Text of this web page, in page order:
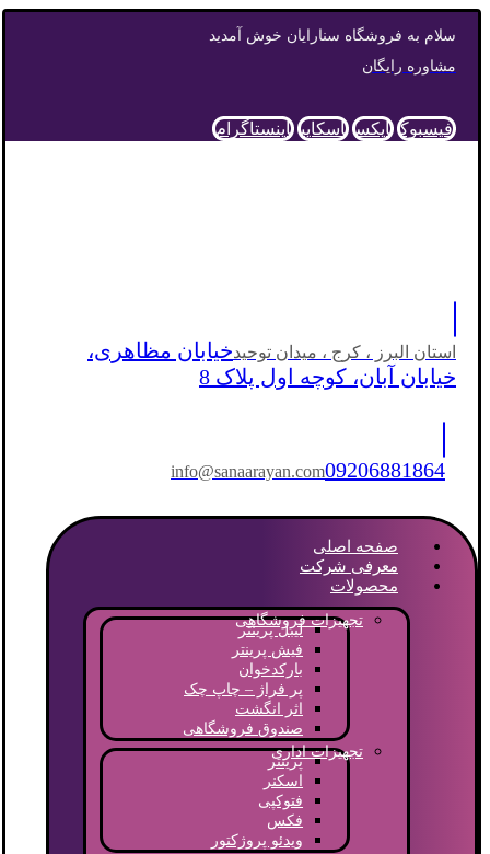
سلام به فروشگاه سنارایان خوش آمدید
مشاوره رایگان
فیسبوک ایکس اسکایپ اینستاگرام
استان البرز ، کرج ، میدان توحیدخیابان مظاهری،
خیابان آبان، کوچه اول پلاک 8
info@sanaarayan.com09206881864
صفحه اصلی
معرفی شرکت
محصولات
تجهیزات فروشگاهی
لیبل پرینتر
فیش پرینتر
بارکدخوان
پر فراژ – چاپ چک
اثر انگشت
صندوق فروشگاهی
تجهیزات اداری
پرینتر
اسکنر
فتوکپی
فکس
ویدئو پروژکتور